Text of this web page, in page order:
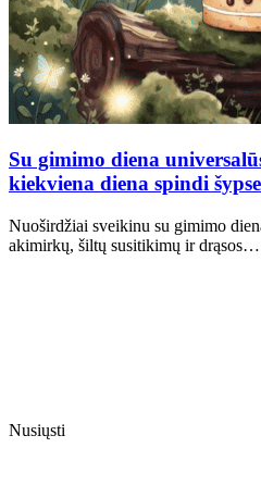
Su gimimo diena
kiekviena diena spindi
Nuoširdžiai sveikinu su gimimo
akimirkų, šiltų susitikimų ir drąsos…
Nusiųsti